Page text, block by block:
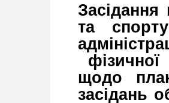
Засідання
та
щодо
засідань